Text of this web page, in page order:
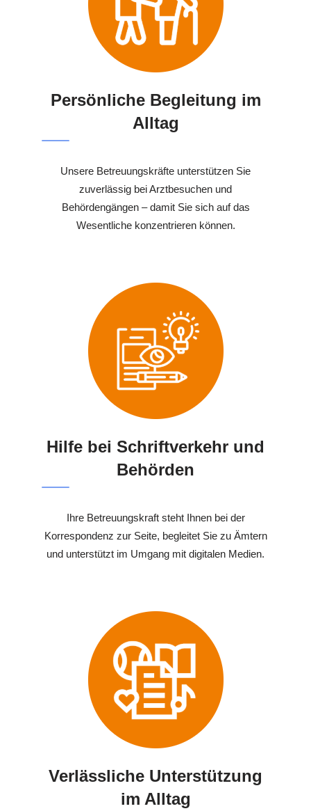
Persönliche Begleitung im
Alltag
Unsere Betreuungskräfte unterstützen Sie
zuverlässig bei Arztbesuchen und
Behördengängen – damit Sie sich auf das
Wesentliche konzentrieren können.
Hilfe bei Schriftverkehr und
Behörden
Ihre Betreuungskraft steht Ihnen bei der
Korrespondenz zur Seite, begleitet Sie zu Ämtern
und unterstützt im Umgang mit digitalen Medien.
Verlässliche Unterstützung
im Alltag